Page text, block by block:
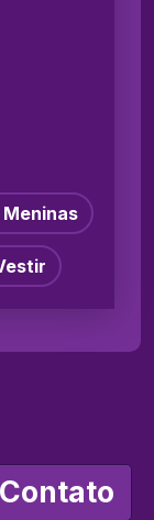
Contato